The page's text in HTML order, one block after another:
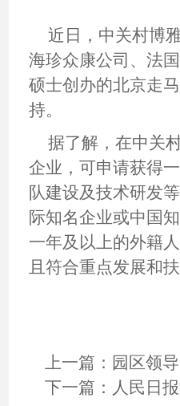
近日，中关村博
海珍众康公司、法
硕士创办的北京走
持。
据了解，在中关
企业，可申请获得
队建设及技术研发
际知名企业或中国
一年及以上的外籍
且符合重点发展和
上一篇： 园区领
下一篇： 人民日